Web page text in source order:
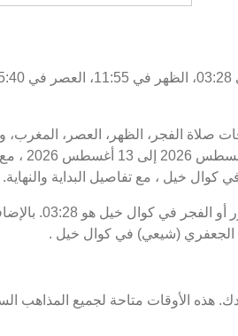
صلاة الفجر، الظهر، العصر،
أوقات الصلاة
كوال خيل ، مع تفاصيل البداية والنهاية.
موعد غروب الشمس أو
الجعفري (شيعي) في كوال خيل .
الأوقات متاحة لجميع المذاهب